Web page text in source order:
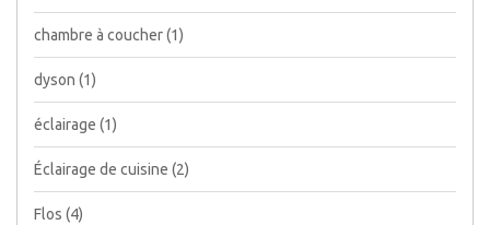
chambre à coucher(1)
dyson (1)
éclairage (1)
Éclairage de cuisine (2)
Flos (4)